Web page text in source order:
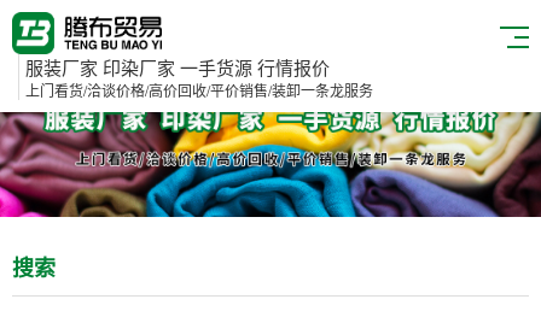
服装厂家 印染厂家 一手货源 行情报价
上门看货/洽谈价格/高价回收/平价销售/装卸一条龙服务
搜索